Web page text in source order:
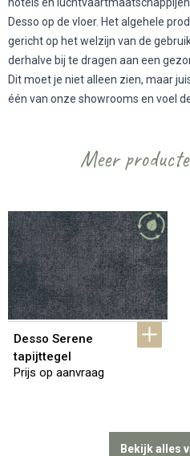
Desso op de vloer. Het algehele
gericht op het welzijn van de
derhalve bij te dragen aan een
Dit moet je niet alleen zien, maar
één van onze showrooms en voel
Meer
Desso Serene
tapijttegel
Prijs op aanvraag
Bekijk alles